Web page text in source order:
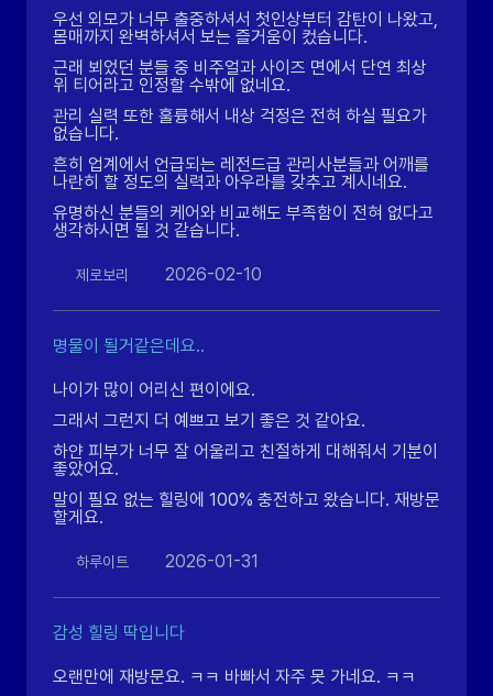
우선 외모가 너무 출중하셔서 첫인상부터 감탄이 나왔고,
몸매까지 완벽하셔서 보는 즐거움이 컸습니다.
근래 뵈었던 분들 중 비주얼과 사이즈 면에서 단연 최상
위 티어라고 인정할 수밖에 없네요.
관리 실력 또한 훌륭해서 내상 걱정은 전혀 하실 필요가
없습니다.
흔히 업계에서 언급되는 레전드급 관리사분들과 어깨를
나란히 할 정도의 실력과 아우라를 갖추고 계시네요.
유명하신 분들의 케어와 비교해도 부족함이 전혀 없다고
생각하시면 될 것 같습니다.
제로보리 2026-02-10
명물이 될거같은데요..
나이가 많이 어리신 편이에요.
그래서 그런지 더 예쁘고 보기 좋은 것 같아요.
하얀 피부가 너무 잘 어울리고 친절하게 대해줘서 기분이
좋았어요.
말이 필요 없는 힐링에 100% 충전하고 왔습니다. 재방문
할게요.
하루이트 2026-01-31
감성 힐링 딱입니다
오랜만에 재방문요. ㅋㅋ 바빠서 자주 못 가네요. ㅋㅋ